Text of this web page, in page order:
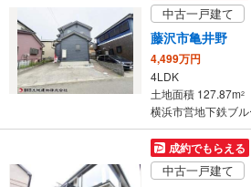
中古一戸建て
藤沢市亀井野
4,499万円
4LDK
土地面積 127.87m2
成約でもらえる
中古一戸建て